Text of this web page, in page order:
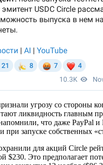
угрозу со стороны
ликвидность главным
что даже PayPal и
при запуске собственных
для акций Circle
$230. Это предполагает